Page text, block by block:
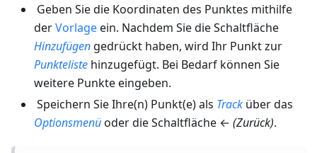
Geben Sie die Koordinaten des Punktes mithilfe
derVorlageein. Nachdem Sie die Schaltfläche
Hinzufügen gedrückt haben, wird Ihr Punkt zur
Punkteliste hinzugefügt. Bei Bedarf können Sie
weitere Punkte eingeben.
Speichern Sie Ihre(n) Punkt(e) als Track über das
Optionsmenüoder die Schaltfläche ← (Zurück).